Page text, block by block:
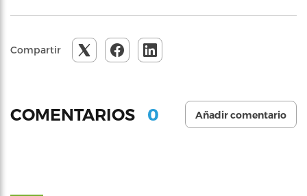
Compartir
COMENTARIOS 0 Añadir comentario